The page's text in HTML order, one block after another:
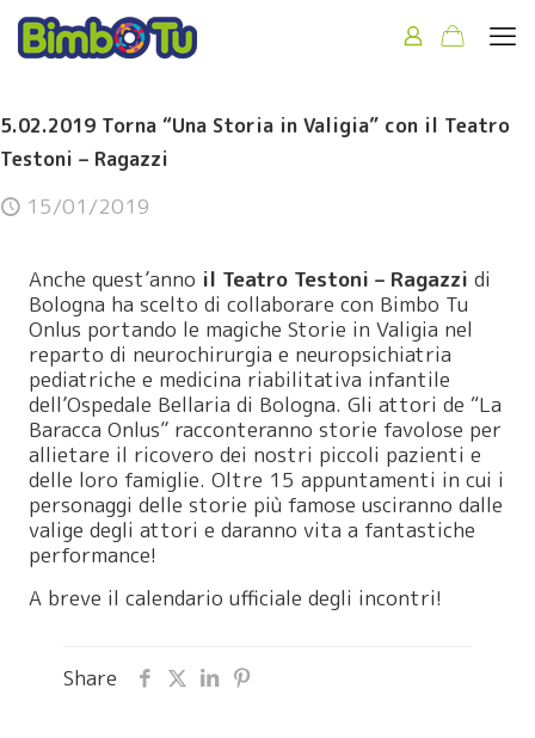
5.02.2019 Torna “Una Storia in Valigia” con il Teatro
Testoni – Ragazzi
15/01/2019
Anche quest’anno il Teatro Testoni – Ragazzi di
Bologna ha scelto di collaborare con Bimbo Tu
Onlus portando le magiche Storie in Valigia nel
reparto di neurochirurgia e neuropsichiatria
pediatriche e medicina riabilitativa infantile
dell’Ospedale Bellaria di Bologna. Gli attori de “La
Baracca Onlus” racconteranno storie favolose per
allietare il ricovero dei nostri piccoli pazienti e
delle loro famiglie. Oltre 15 appuntamenti in cui i
personaggi delle storie più famose usciranno dalle
valige degli attori e daranno vita a fantastiche
performance!
A breve il calendario ufficiale degli incontri!
Share